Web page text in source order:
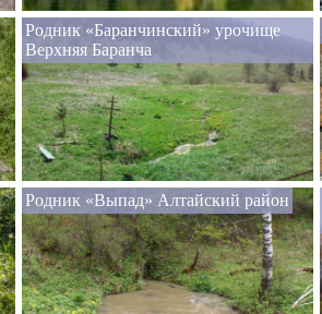
Родник «Баранчинский» урочище
Верхняя Баранча
Родник «Выпад» Алтайский район